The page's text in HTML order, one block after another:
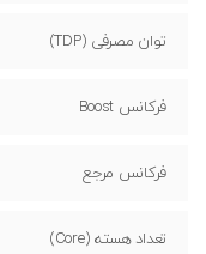
توان مصرفی (TDP)
فرکانس Boost
فرکانس مرجع
تعداد هسته (Core)